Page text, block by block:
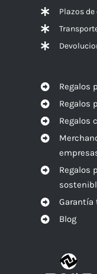
Plazos
Regalos
Regalos
Regalos
Regalos
Blog